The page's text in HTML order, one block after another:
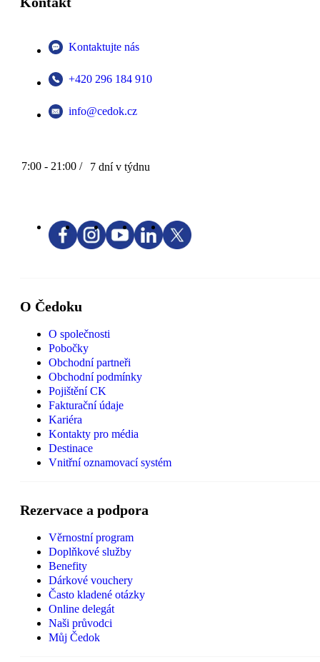
Kontaktujte nás
+420 296 184 910
info@cedok.cz
7:00 - 21:00 / 7 dní v týdnu
O Čedoku
O společnosti
Pobočky
Obchodní partneři
Obchodní podmínky
Pojištění CK
Fakturační údaje
Kariéra
Kontakty pro média
Destinace
Vnitřní oznamovací systém
Rezervace a podpora
Věrnostní program
Doplňkové služby
Benefity
Dárkové vouchery
Často kladené otázky
Online delegát
Naši průvodci
Můj Čedok